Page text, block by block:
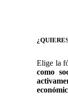
Elige la
como